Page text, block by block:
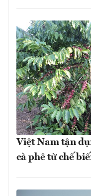
Việt Nam tận
cà phê từ chế